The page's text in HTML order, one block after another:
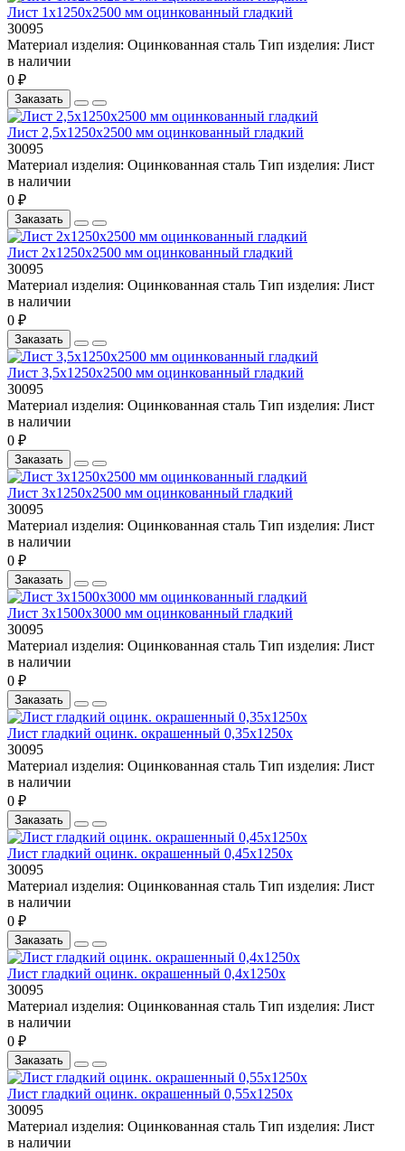
Лист 1х1250х2500 мм оцинкованный гладкий
30095
Материал изделия: Оцинкованная сталь Тип изделия: Лист
в наличии
0 ₽
Заказать
Лист 2,5х1250х2500 мм оцинкованный гладкий
30095
Материал изделия: Оцинкованная сталь Тип изделия: Лист
в наличии
0 ₽
Заказать
Лист 2х1250х2500 мм оцинкованный гладкий
30095
Материал изделия: Оцинкованная сталь Тип изделия: Лист
в наличии
0 ₽
Заказать
Лист 3,5х1250х2500 мм оцинкованный гладкий
30095
Материал изделия: Оцинкованная сталь Тип изделия: Лист
в наличии
0 ₽
Заказать
Лист 3х1250х2500 мм оцинкованный гладкий
30095
Материал изделия: Оцинкованная сталь Тип изделия: Лист
в наличии
0 ₽
Заказать
Лист 3х1500х3000 мм оцинкованный гладкий
30095
Материал изделия: Оцинкованная сталь Тип изделия: Лист
в наличии
0 ₽
Заказать
Лист гладкий оцинк. окрашенный 0,35х1250х
30095
Материал изделия: Оцинкованная сталь Тип изделия: Лист
в наличии
0 ₽
Заказать
Лист гладкий оцинк. окрашенный 0,45х1250х
30095
Материал изделия: Оцинкованная сталь Тип изделия: Лист
в наличии
0 ₽
Заказать
Лист гладкий оцинк. окрашенный 0,4х1250х
30095
Материал изделия: Оцинкованная сталь Тип изделия: Лист
в наличии
0 ₽
Заказать
Лист гладкий оцинк. окрашенный 0,55х1250х
30095
Материал изделия: Оцинкованная сталь Тип изделия: Лист
в наличии